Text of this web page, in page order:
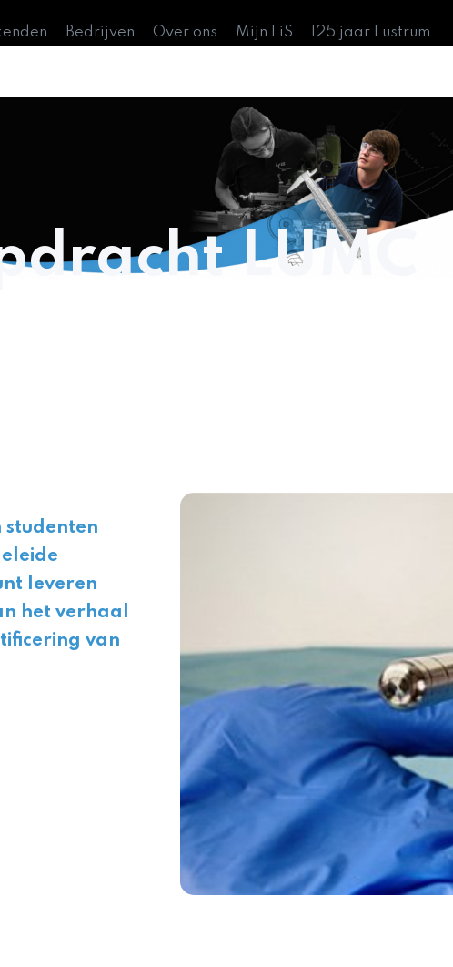
Bedrijven Over ons Mijn LiS 125 jaar Lustrum
LUMC
studenten
leveren
het verhaal
van